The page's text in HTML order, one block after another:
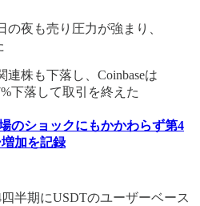
の夜も売り圧力が強まり、
株も下落し、Coinbaseは
下落して取引を終えた
のショックにもかかわらず第4
加を記録
半期にUSDTのユーザーベース